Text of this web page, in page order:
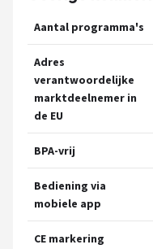
Aantal programma's
Adres
verantwoordelijke
marktdeelnemer in
de EU
BPA-vrij
Bediening via
mobiele app
CE markering